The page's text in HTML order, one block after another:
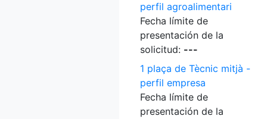
perfil agroalimentari
Fecha límite de
presentación de la
solicitud: ---
1 plaça de Tècnic mitjà -
perfil empresa
Fecha límite de
presentación de la